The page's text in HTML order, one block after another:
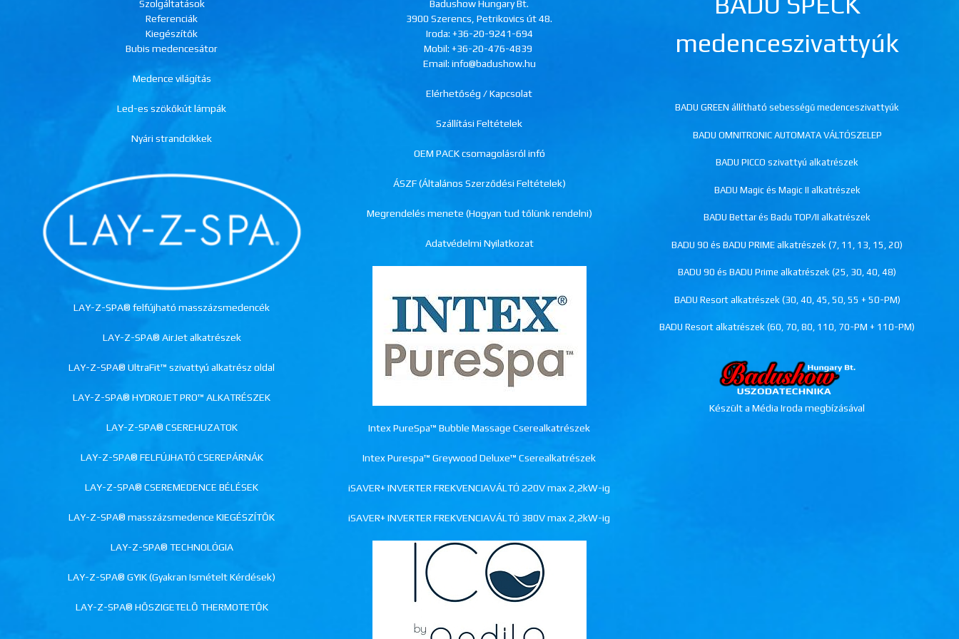
Szolgáltatások
Referenciák
Kiegészítők
Bubis medencesátor
Medence világítás
Led-es szökőkút lámpák
Nyári strandcikkek
LAY-Z-SPA® felfújható masszázsmedencék
LAY-Z-SPA® AirJet alkatrészek
LAY-Z-SPA® UltraFit™ szivattyú alkatrész oldal
LAY-Z-SPA® HYDROJET PRO™ ALKATRÉSZEK
LAY-Z-SPA® CSEREHUZATOK
LAY-Z-SPA® FELFÚJHATÓ CSEREPÁRNÁK
LAY-Z-SPA® CSEREMEDENCE BÉLÉSEK
LAY-Z-SPA® masszázsmedence KIEGÉSZÍTŐK
LAY-Z-SPA® TECHNOLÓGIA
LAY-Z-SPA® GYIK (Gyakran Ismételt Kérdések)
LAY-Z-SPA® HŐSZIGETELŐ THERMOTETŐK
Badushow Hungary Bt.
3900 Szerencs, Petrikovics út 48.
Iroda: +36-20-9241-694
Mobil:+36-20-476-4839
Email: info@badushow.hu
Elérhetőség / Kapcsolat
Szállítási Feltételek
OEM PACK csomagolásról infó
ÁSZF (Általános Szerződési Feltételek)
Megrendelés menete (Hogyan tud tőlünk rendelni)
Adatvédelmi Nyilatkozat
Intex PureSpa™ Bubble Massage Cserealkatrészek
Intex Purespa™ Greywood Deluxe™ Cserealkatrészek
iSAVER+ INVERTER FREKVENCIAVÁLTÓ 220V max 2,2kW-ig
iSAVER+ INVERTER FREKVENCIAVÁLTÓ 380V max 2,2kW-ig
medenceszivattyúk
BADU GREEN állítható sebességű medenceszivattyúk
BADU OMNITRONIC AUTOMATA VÁLTÓSZELEP
BADU PICCO szivattyú alkatrészek
BADU Magic és Magic II alkatrészek
BADU Bettar és Badu TOP/II alkatrészek
BADU 90 és BADU PRIME alkatrészek (7, 11, 13, 15, 20)
BADU 90 és BADU Prime alkatrészek (25, 30, 40, 48)
BADU Resort alkatrészek (30, 40, 45, 50, 55 + 50-PM)
BADU Resort alkatrészek (60, 70, 80, 110, 70-PM + 110-PM)
Készült a Média Iroda megbízásával